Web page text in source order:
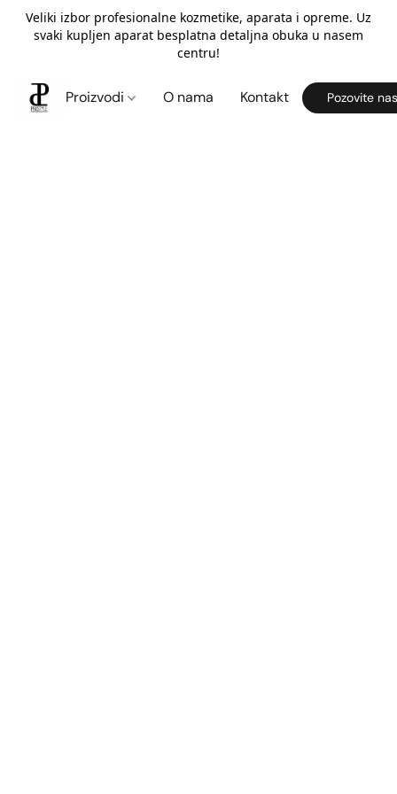
Veliki izbor profesionalne kozmetike, aparata i opreme. Uz
svaki kupljen aparat besplatna detaljna obuka u nasem
centru!
Proizvodi O nama Kontakt Pozovite